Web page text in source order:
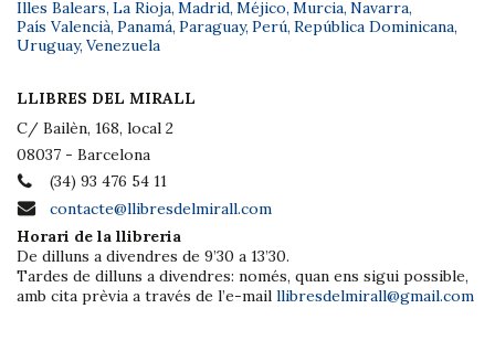
Illes Balears, La Rioja, Madrid, Méjico, Murcia, Navarra,
País Valencià, Panamá, Paraguay, Perú, República Dominicana,
Uruguay, Venezuela
LLIBRES DEL MIRALL
C/ Bailèn, 168, local 2
08037 - Barcelona
(34) 93 476 54 11
contacte@llibresdelmirall.com
Horari de la llibreria
De dilluns a divendres de 9’30 a 13’30.
Tardes de dilluns a divendres: només, quan ens sigui possible,
amb cita prèvia a través de l’e-mail llibresdelmirall@gmail.com